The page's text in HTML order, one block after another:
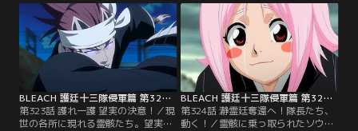
ウルソサエティでは霊骸となってい
るマユリの提案によって黒崎一護捕
縛部隊が形成されていた。捕縛部隊
として現世にやってきた、霊骸の一
角、弓親、檜佐木らは、それぞれ原
種の一角たちと遭遇する。【提供：
バンダイチャンネル】
のの重さを倍にすることができるの
に対し、1度で十倍にすることがで
きた。あまりの重さに乱菊はついに
刀を落としてしまう。ルキアもま
た、自分の霊骸と、霊骸ネムふたり
を相手に苦戦していた。【提供：バ
ンダイチャンネル】
BLEACH 護廷十三隊侵軍篇 第323話
第323話 護れ一護 望実の決意！／現
世の各所に現れる霊骸たち。望実を
BLEACH 護廷十三隊侵軍篇 第324話
第324話 瀞霊廷奪還へ！隊長たち、
動く！／霊骸に乗っ取られたソウル